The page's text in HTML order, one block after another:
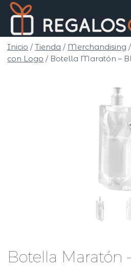
Saltar
contenido
Inicio / Tienda / Merchandising /
con Logo / Botella Maratón –
Botella Maratón